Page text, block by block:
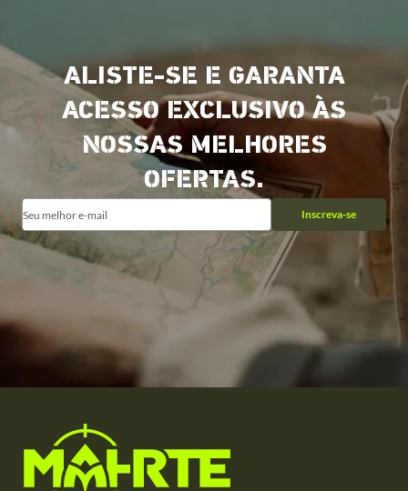
ALISTE-SE E GARANTA
ACESSO EXCLUSIVO ÀS
NOSSAS MELHORES
OFERTAS.
Inscreva-se